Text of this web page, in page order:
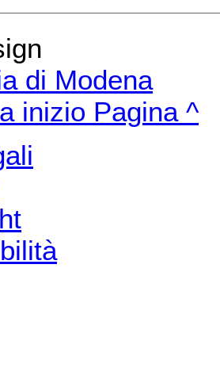
di Modena
inizio Pagina ^